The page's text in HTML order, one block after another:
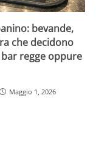
bevande,
che decidono
regge oppure
Maggio 1, 2026